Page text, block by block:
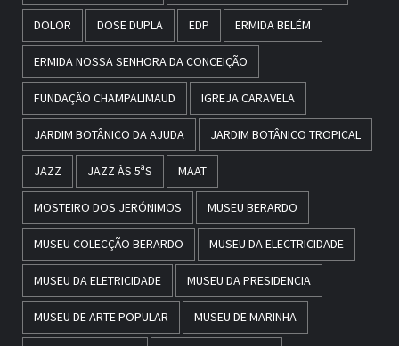
DOLOR DOSE DUPLA EDP ERMIDA BELÉM
ERMIDA NOSSA SENHORA DA CONCEIÇÃO
FUNDAÇÃO CHAMPALIMAUD IGREJA CARAVELA
JARDIM BOTÂNICO DA AJUDA JARDIM BOTÂNICO TROPICAL
JAZZ JAZZ ÀS 5ªS MAAT
MOSTEIRO DOS JERÓNIMOS MUSEU BERARDO
MUSEU COLECÇÃO BERARDO MUSEU DA ELECTRICIDADE
MUSEU DA ELETRICIDADE MUSEU DA PRESIDENCIA
MUSEU DE ARTE POPULAR MUSEU DE MARINHA